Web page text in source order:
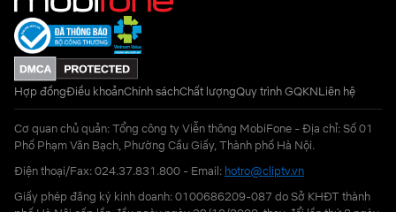
Hợp đồngĐiều khoảnChính sáchChất lượngQuy trình GQKNLiên hệ
Cơ quan chủ quản: Tổng công ty Viễn thông MobiFone - Địa chỉ: Số 01
Phố Phạm Văn Bạch, Phường Cầu Giấy, Thành phố Hà Nội.
Điện thoại/Fax: 024.37.831.800 - Email: hotro@cliptv.vn
Giấy phép đăng ký kinh doanh: 0100686209-087 do Sở KHĐT thành